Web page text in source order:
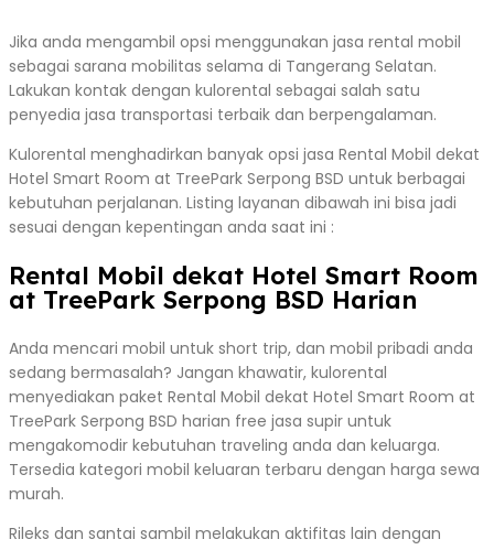
Jika anda mengambil opsi menggunakan jasa rental mobil
sebagai sarana mobilitas selama di Tangerang Selatan.
Lakukan kontak dengan kulorental sebagai salah satu
penyedia jasa transportasi terbaik dan berpengalaman.
Kulorental menghadirkan banyak opsi jasa Rental Mobil dekat
Hotel Smart Room at TreePark Serpong BSD untuk berbagai
kebutuhan perjalanan. Listing layanan dibawah ini bisa jadi
sesuai dengan kepentingan anda saat ini :
Rental Mobil dekat Hotel Smart Room
at TreePark Serpong BSD Harian
Anda mencari mobil untuk short trip, dan mobil pribadi anda
sedang bermasalah? Jangan khawatir, kulorental
menyediakan paket Rental Mobil dekat Hotel Smart Room at
TreePark Serpong BSD harian free jasa supir untuk
mengakomodir kebutuhan traveling anda dan keluarga.
Tersedia kategori mobil keluaran terbaru dengan harga sewa
murah.
Rileks dan santai sambil melakukan aktifitas lain dengan